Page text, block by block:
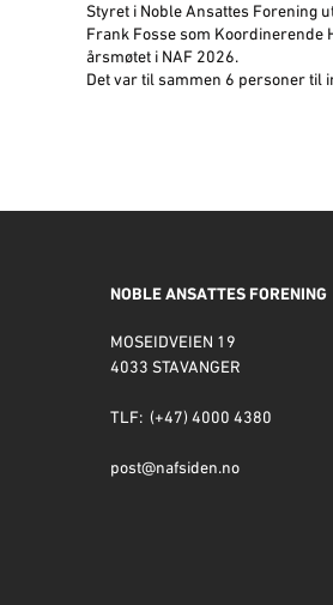
Styret i Noble Ansattes Forening
Frank Fosse som Koordinerende
årsmøtet i NAF 2026.
Det var til sammen 6 personer til
NOBLE ANSATTES FORENING
MOSEIDVEIEN 19
4033 STAVANGER
TLF: (+47) 4000 4380
post@nafsiden.no